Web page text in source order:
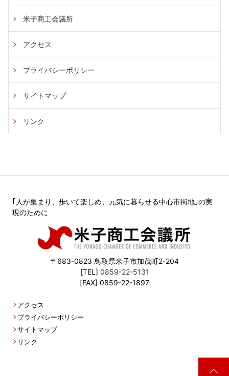
米子商工会議所
アクセス
プライバシーポリシー
サイトマップ
リンク
｢人が集まり、歩いて楽しめ、元気に暮らせる中心市街地｣の実
現のために
〒683-0823 鳥取県米子市加茂町2-204
[TEL] 0859-22-5131
[FAX] 0859-22-1897
アクセス
プライバシーポリシー
サイトマップ
リンク